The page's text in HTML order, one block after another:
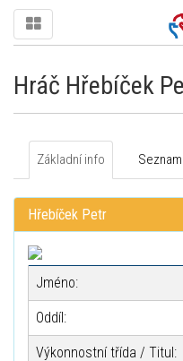
Hráč Hřebíček
Základní info
Hřebíček Petr
Jméno:
Oddíl:
Výkonnostní třída / Titul: